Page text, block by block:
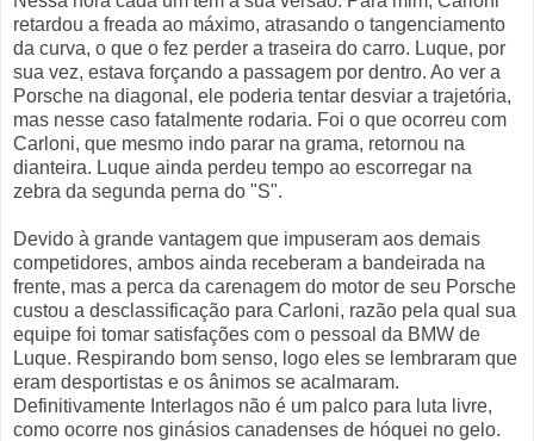
retardou a freada ao máximo, atrasando o tangenciamento
da curva, o que o fez perder a traseira do carro. Luque, por
sua vez, estava forçando a passagem por dentro. Ao ver a
Porsche na diagonal, ele poderia tentar desviar a trajetória,
mas nesse caso fatalmente rodaria. Foi o que ocorreu com
Carloni, que mesmo indo parar na grama, retornou na
dianteira. Luque ainda perdeu tempo ao escorregar na
zebra da segunda perna do "S".
Devido à grande vantagem que impuseram aos demais
competidores, ambos ainda receberam a bandeirada na
frente, mas a perca da carenagem do motor de seu Porsche
custou a desclassificação para Carloni, razão pela qual sua
equipe foi tomar satisfações com o pessoal da BMW de
Luque. Respirando bom senso, logo eles se lembraram que
eram desportistas e os ânimos se acalmaram.
Definitivamente Interlagos não é um palco para luta livre,
como ocorre nos ginásios canadenses de hóquei no gelo.